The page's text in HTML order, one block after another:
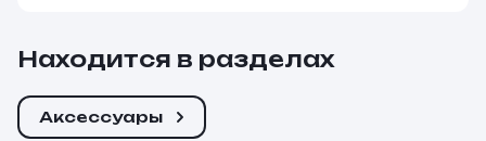
Находится в разделах
Аксессуары